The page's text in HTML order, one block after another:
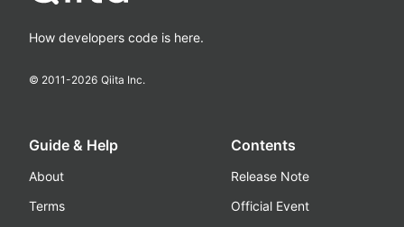
How developers code is here.
© 2011-2026 Qiita Inc.
Guide & Help
About
Terms
Contents
Release Note
Official Event